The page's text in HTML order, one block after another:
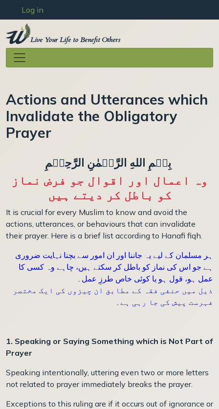
Skip to main content
User account menu
Log in
Live Your Life to Benefit Others
Actions and Utterances which
Invalidate the Obligatory
Prayer
وہ اعمال اور اقوال جو فرض نماز
کو باطل کر دیتے ہیں
It is crucial for every Muslim to know and avoid the
actions, utterances, or behaviours that can invalidate
their prayer. Here is a brief list according to Hanafi fiqh.
ہر مسلمان کے لیے یہ جاننا اور ان امور سے بچنا نہایت ضروری
ہے جو اس کی نماز کو باطل کر سکتے ہیں، چاہے وہ کسی کا
عمل ہو، قول ہو یا کوئی خاص طرزِ عمل۔
ذیل میں حنفی فقہ کے مطابق ان چیزوں کی ایک مختصر
فہرست پیش کی جا رہی ہے۔
1. Speaking or Saying Something which is Not Part of
Prayer
Speaking intentionally, uttering even two or more letters
not related to prayer immediately breaks the prayer.
Exceptions to this ruling are if it occurs out of ignorance or